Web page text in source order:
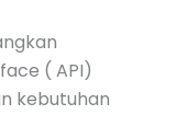
( API)
kebutuhan